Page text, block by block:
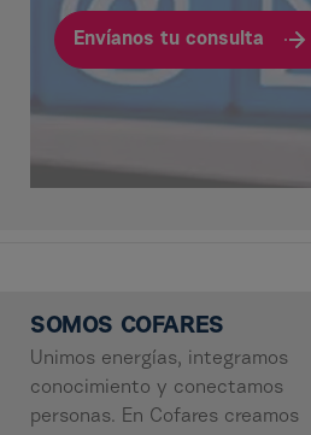
Envíanos tu consulta
SOMOS COFARES
Unimos energías, integramos
conocimiento y conectamos
personas. En Cofares creamos